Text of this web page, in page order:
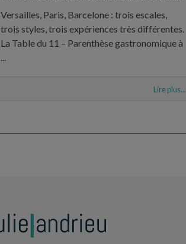
Versailles, Paris, Barcelone : trois escales,
trois styles, trois expériences très différentes.
La Table du 11 – Parenthèse gastronomique à
Lire plus...